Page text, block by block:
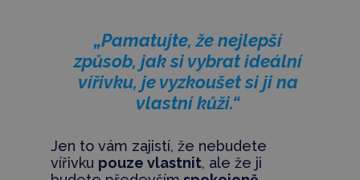
„Pamatujte, že nejlepší
způsob, jak si vybrat ideální
vířivku, je vyzkoušet si ji na
vlastní kůži.“
Jen to vám zajistí, že nebudete
vířivku pouze vlastnit, ale že ji